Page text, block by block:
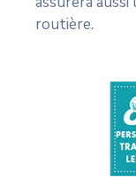
routière.